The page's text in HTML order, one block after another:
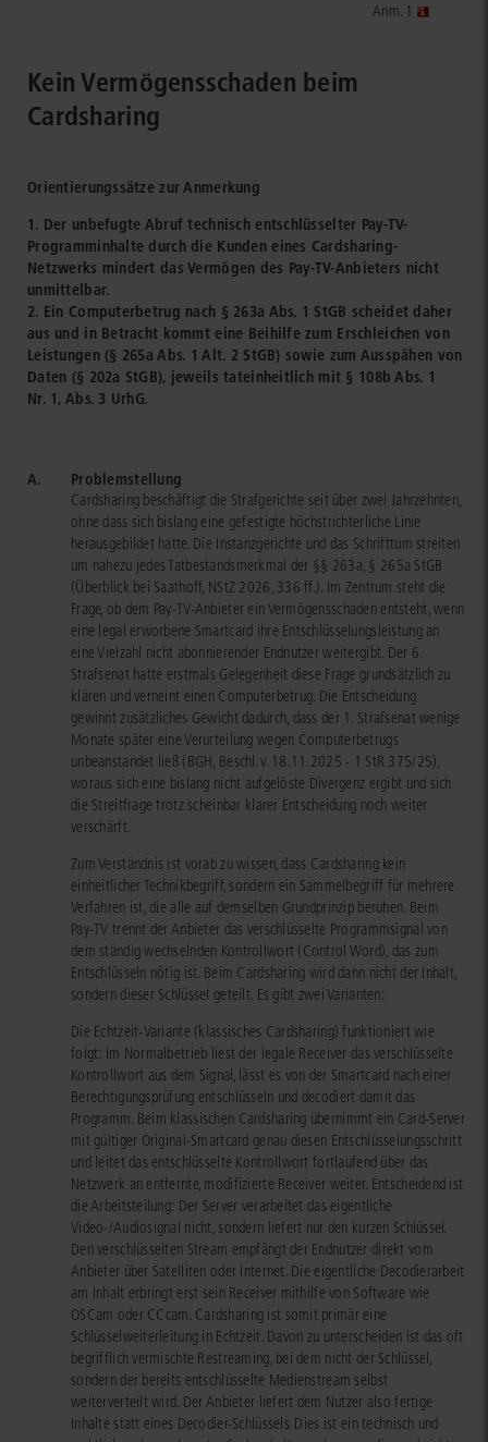
Anm. 1
Kein Vermögensschaden beim
Cardsharing
Orientierungssätze zur Anmerkung
1. Der unbefugte Abruf technisch entschlüsselter Pay-TV-
Programminhalte durch die Kunden eines Cardsharing-
Netzwerks mindert das Vermögen des Pay-TV-Anbieters nicht
unmittelbar.
2. Ein Computerbetrug nach § 263a Abs. 1 StGB scheidet daher
aus und in Betracht kommt eine Beihilfe zum Erschleichen von
Leistungen (§ 265a Abs. 1 Alt. 2 StGB) sowie zum Ausspähen von
Daten (§ 202a StGB), jeweils tateinheitlich mit § 108b Abs. 1
Nr. 1, Abs. 3 UrhG.
A. Problemstellung
Cardsharing beschäftigt die Strafgerichte seit über zwei Jahrzehnten,
ohne dass sich bislang eine gefestigte höchstrichterliche Linie
herausgebildet hatte. Die Instanzgerichte und das Schrifttum streiten
um nahezu jedes Tatbestandsmerkmal der §§ 263a, § 265a StGB
(Überblick bei Saathoff, NStZ 2026, 336 ff.). Im Zentrum steht die
Frage, ob dem Pay-TV-Anbieter ein Vermögensschaden entsteht, wenn
eine legal erworbene Smartcard ihre Entschlüsselungsleistung an
eine Vielzahl nicht abonnierender Endnutzer weitergibt. Der 6.
Strafsenat hatte erstmals Gelegenheit diese Frage grundsätzlich zu
klären und verneint einen Computerbetrug. Die Entscheidung
gewinnt zusätzliches Gewicht dadurch, dass der 1. Strafsenat wenige
Monate später eine Verurteilung wegen Computerbetrugs
unbeanstandet ließ (BGH, Beschl. v. 18.11.2025 - 1 StR 375/25),
woraus sich eine bislang nicht aufgelöste Divergenz ergibt und sich
die Streitfrage trotz scheinbar klarer Entscheidung noch weiter
verschärft.
Zum Verständnis ist vorab zu wissen, dass Cardsharing kein
einheitlicher Technikbegriff, sondern ein Sammelbegriff für mehrere
Verfahren ist, die alle auf demselben Grundprinzip beruhen. Beim
Pay-TV trennt der Anbieter das verschlüsselte Programmsignal von
dem ständig wechselnden Kontrollwort (Control Word), das zum
Entschlüsseln nötig ist. Beim Cardsharing wird dann nicht der Inhalt,
sondern dieser Schlüssel geteilt. Es gibt zwei Varianten:
Die Echtzeit-Variante (klassisches Cardsharing) funktioniert wie
folgt: Im Normalbetrieb liest der legale Receiver das verschlüsselte
Kontrollwort aus dem Signal, lässt es von der Smartcard nach einer
Berechtigungsprüfung entschlüsseln und decodiert damit das
Programm. Beim klassischen Cardsharing übernimmt ein Card-Server
mit gültiger Original-Smartcard genau diesen Entschlüsselungsschritt
und leitet das entschlüsselte Kontrollwort fortlaufend über das
Netzwerk an entfernte, modifizierte Receiver weiter. Entscheidend ist
die Arbeitsteilung: Der Server verarbeitet das eigentliche
Video-/Audiosignal nicht, sondern liefert nur den kurzen Schlüssel.
Den verschlüsselten Stream empfängt der Endnutzer direkt vom
Anbieter über Satelliten oder Internet. Die eigentliche Decodierarbeit
am Inhalt erbringt erst sein Receiver mithilfe von Software wie
OSCam oder CCcam. Cardsharing ist somit primär eine
Schlüsselweiterleitung in Echtzeit. Davon zu unterscheiden ist das oft
begrifflich vermischte Restreaming, bei dem nicht der Schlüssel,
sondern der bereits entschlüsselte Medienstream selbst
weiterverteilt wird. Der Anbieter liefert dem Nutzer also fertige
Inhalte statt eines Decodier-Schlüssels. Dies ist ein technisch und